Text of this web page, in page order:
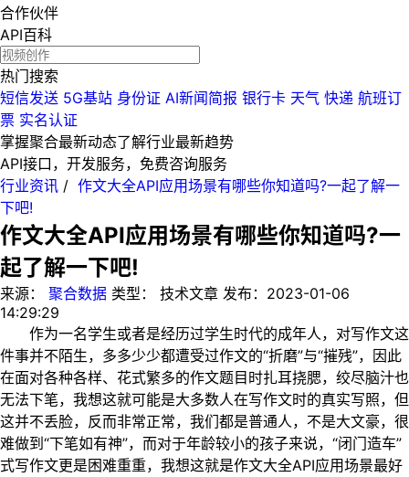
合作伙伴
API百科
热门搜索
短信发送 5G基站 身份证 AI新闻简报 银行卡 天气 快递 航班订
票 实名认证
掌握聚合最新动态了解行业最新趋势
API接口，开发服务，免费咨询服务
行业资讯 / 作文大全API应用场景有哪些你知道吗?一起了解一
下吧!
作文大全API应用场景有哪些你知道吗?一
起了解一下吧!
来源： 聚合数据 类型： 技术文章 发布： 2023-01-06
14:29:29
作为一名学生或者是经历过学生时代的成年人，对写作文这
件事并不陌生，多多少少都遭受过作文的“折磨”与“摧残”，因此
在面对各种各样、花式繁多的作文题目时扎耳挠腮，绞尽脑汁也
无法下笔，我想这就可能是大多数人在写作文时的真实写照，但
这并不丢脸，反而非常正常，我们都是普通人，不是大文豪，很
难做到“下笔如有神”，而对于年龄较小的孩子来说，“闭门造车”
式写作文更是困难重重，我想这就是作文大全API应用场景最好